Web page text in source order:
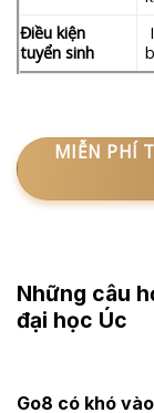
Điều kiện
tuyển sinh
MIỄN PHÍ
Những câu
đại học Úc
Go8 có khó